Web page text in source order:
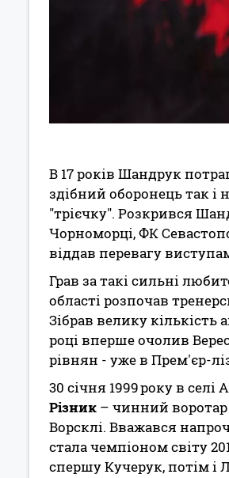
В 17 років Шандрук
здібний оборонець так і
"трієчку". Розкрився
Чорноморці, ФК
віддав перевагу
Грав за такі сильні
області розпочав
Зібрав велику
році вперше очолив
рівнян - уже в Прем'єр-
30 січня 1999 року в
Різник – чинний воротар
Ворсклі. Вважався
стала чемпіоном світу
спершу Кучерук, потім і